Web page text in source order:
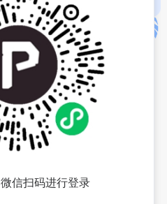
微信扫码进行登录